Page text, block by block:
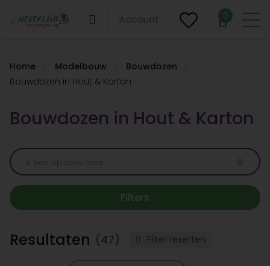
Account 0
Home Modelbouw
Bouwdozen
Bouwdozen in Hout & Karton
Bouwdozen in Hout & Karton
Filters
Resultaten (47) Filter resetten